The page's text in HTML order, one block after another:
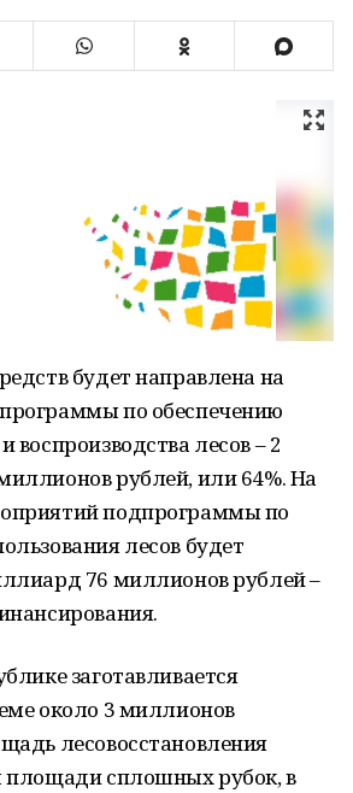
будет направлена на
по обеспечению
лесов – 2
рублей, или 64%. На
подпрограммы по
лесов будет
76 миллионов рублей –
заготавливается
около 3 миллионов
лесовосстановления
площади сплошных рубок, в